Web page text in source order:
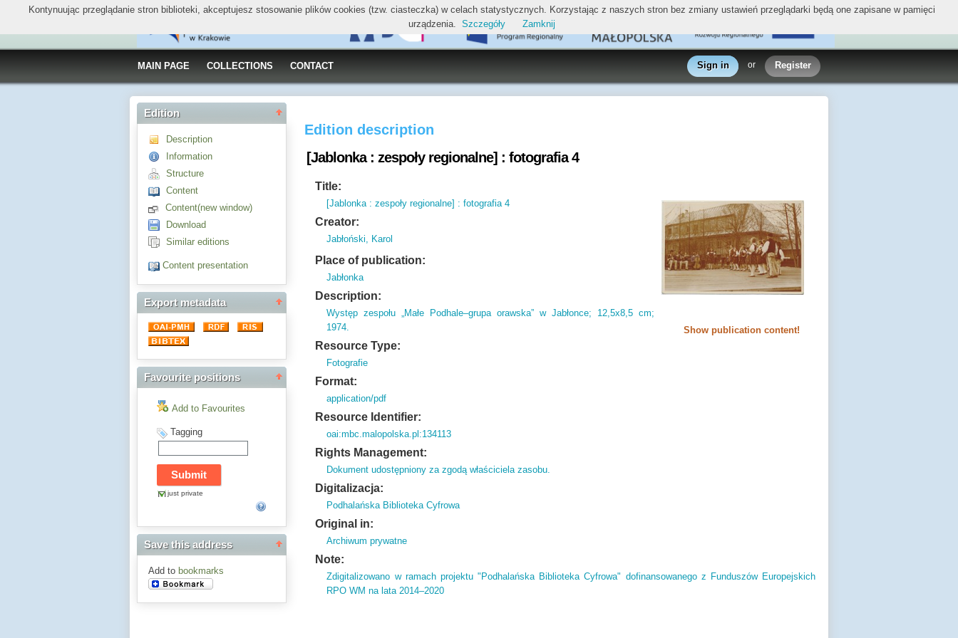
MAIN PAGE COLLECTIONS CONTACT Sign in or Register
Edition
Description
Information
Structure
Content
Content(new window)
Download
Similar editions
Content presentation
Export metadata
Favourite positions
Add to Favourites
Tagging
just private
Save this address
Add to bookmarks
Edition description
[Jablonka : zespoły regionalne] : fotografia 4
Show publication content!
Title:
[Jablonka : zespoły regionalne] : fotografia 4
Creator:
Jabłoński, Karol
Place of publication:
Jabłonka
Description:
Występ zespołu „Małe Podhale–grupa orawska” w Jabłonce; 12,5x8,5 cm;
1974.
Resource Type:
Fotografie
Format:
application/pdf
Resource Identifier:
oai:mbc.malopolska.pl:134113
Rights Management:
Dokument udostępniony za zgodą właściciela zasobu.
Digitalizacja:
Podhalańska Biblioteka Cyfrowa
Original in:
Archiwum prywatne
Note:
Zdigitalizowano w ramach projektu "Podhalańska Biblioteka Cyfrowa" dofinansowanego z Funduszów Europejskich
RPO WM na lata 2014–2020
Kontynuując przeglądanie stron biblioteki, akceptujesz stosowanie plików cookies (tzw. ciasteczka) w celach statystycznych. Korzystając z naszych stron bez zmiany ustawień przeglądarki będą one zapisane w pamięci
urządzenia. Szczegóły Zamknij